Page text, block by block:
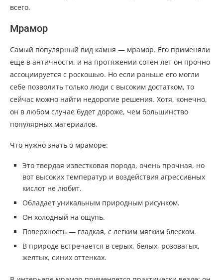
всего.
Мрамор
Самый популярный вид камня — мрамор. Его применяли
еще в античности, и на протяжении сотен лет он прочно
ассоциируется с роскошью. Но если раньше его могли
себе позволить только люди с высоким достатком, то
сейчас можно найти недорогие решения. Хотя, конечно,
он в любом случае будет дороже, чем большинство
популярных материалов.
Что нужно знать о мраморе:
Это твердая известковая порода, очень прочная, но
вот высоких температур и воздействия агрессивных
кислот не любит.
Обладает уникальным природным рисунком.
Он холодный на ощупь.
Поверхность — гладкая, с легким мягким блеском.
В природе встречается в серых, белых, розоватых,
желтых, синих оттенках.